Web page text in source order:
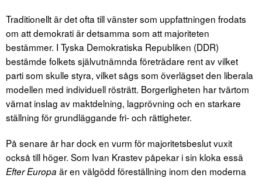
Traditionellt är det ofta till vänster som uppfattningen frodats
om att demokrati är detsamma som att majoriteten
bestämmer. I Tyska Demokratiska Republiken (DDR)
bestämde folkets självutnämnda företrädare rent av vilket
parti som skulle styra, vilket sågs som överlägset den liberala
modellen med individuell rösträtt. Borgerligheten har tvärtom
värnat inslag av maktdelning, lagprövning och en starkare
ställning för grundläggande fri- och rättigheter.
På senare år har dock en vurm för majoritetsbeslut vuxit
också till höger. Som Ivan Krastev påpekar i sin kloka essä
Efter Europa är en välgödd föreställning inom den moderna